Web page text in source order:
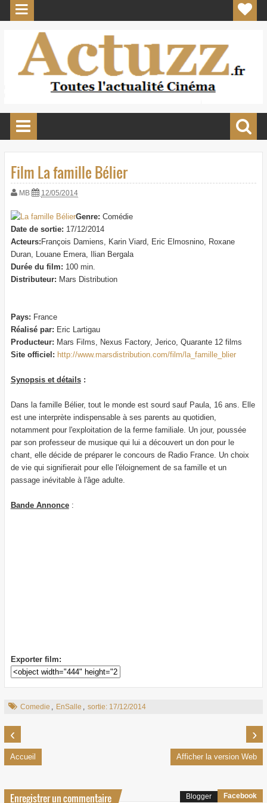
Film La famille Bélier
MB 12/05/2014
Genre: Comédie
Date de sortie: 17/12/2014
Acteurs:François Damiens, Karin Viard, Eric Elmosnino, Roxane
Duran, Louane Emera, Ilian Bergala
Durée du film: 100 min.
Distributeur: Mars Distribution
Pays: France
Réalisé par: Eric Lartigau
Producteur: Mars Films, Nexus Factory, Jerico, Quarante 12 films
Site officiel: http://www.marsdistribution.com/film/la_famille_blier
Synopsis et détails:
Dans la famille Bélier, tout le monde est sourd sauf Paula, 16 ans. Elle
est une interprète indispensable à ses parents au quotidien,
notamment pour l'exploitation de la ferme familiale. Un jour, poussée
par son professeur de musique qui lui a découvert un don pour le
chant, elle décide de préparer le concours de Radio France. Un choix
de vie qui signifierait pour elle l'éloignement de sa famille et un
passage inévitable à l'âge adulte.
Bande Annonce:
Exporter film:
Comedie EnSalle sortie: 17/12/2014
‹ ›
Accueil Afficher la version Web
Enregistrer un commentaire Blogger Facebook